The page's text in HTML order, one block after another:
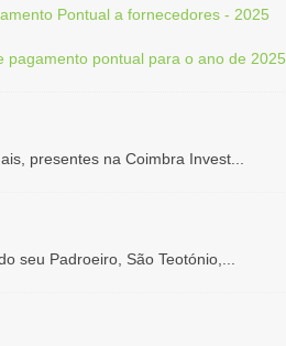
Pontual a fornecedores - 2025
pagamento pontual para o ano de 2025
presentes na Coimbra Invest...
seu Padroeiro, São Teotónio,...